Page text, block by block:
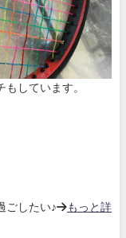
しています。
ごしたい♪→もっと詳